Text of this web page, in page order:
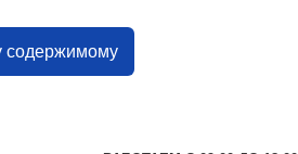
содержимому